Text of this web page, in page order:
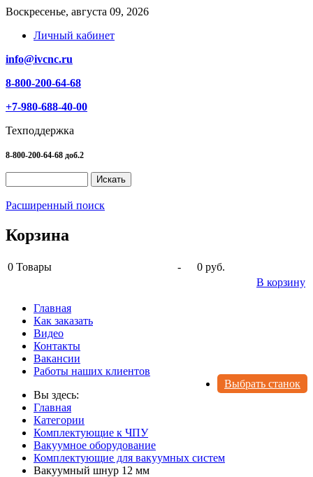
Воскресенье, августа 09, 2026
Личный кабинет
info@ivcnc.ru
8-800-200-64-68
+7-980-688-40-00
Техподдержка
8-800-200-64-68 доб.2
Расширенный поиск
Корзина
0 Товары -
0 руб.
В корзину
Главная
Как заказать
Видео
Контакты
Вакансии
Работы наших клиентов
Выбрать станок
Вы здесь:
Главная
Категории
Комплектующие к ЧПУ
Вакуумное оборудование
Комплектующие для вакуумных систем
Вакуумный шнур 12 мм